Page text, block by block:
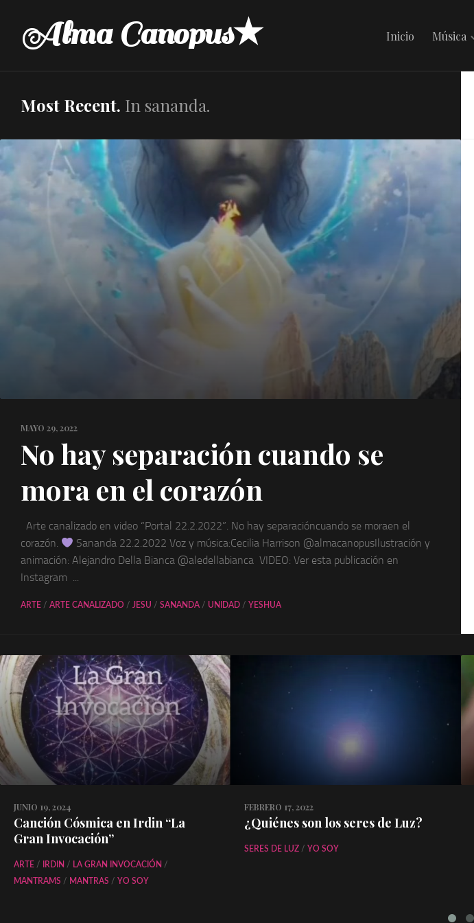
contentAlma Canopus★ Inicio Música
Música
Celta
los
Most Recent. In sananda.
MAYO 29, 2022
No hay separación cuando se
mora en el corazón
Arte canalizado en video “Portal 22.2.2022”. No hay separacióncuando se moraen el
corazón.
Sananda 22.2.2022 Voz y música:Cecilia Harrison @almacanopusIlustración y
animación: Alejandro Della Bianca @aledellabianca VIDEO: Ver esta publicación en
Instagram ...
ARTE / ARTE CANALIZADO / JESU / SANANDA / UNIDAD / YESHUA
JUNIO 19, 2024
Canción Cósmica en Irdin “La
Gran Invocación”
ARTE / IRDIN / LA GRAN INVOCACIÓN /
MANTRAMS / MANTRAS / YO SOY
FEBRERO 17, 2022
¿Quiénes son los seres de Luz?
SERES DE LUZ / YO SOY